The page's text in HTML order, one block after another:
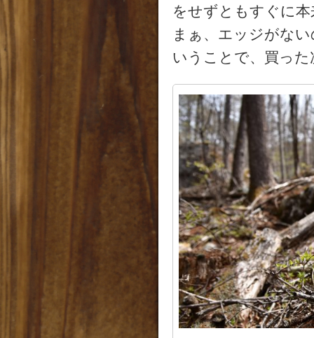
をせずともすぐに
まぁ、エッジがな
いうことで、買っ